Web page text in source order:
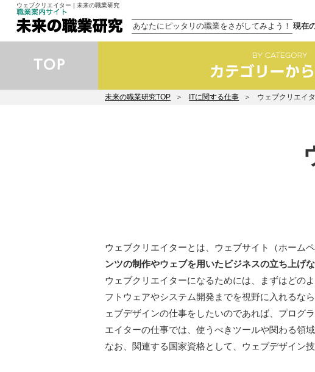
ウェブクリエイター | 未来の職業研究
現在
あなたにピッタリの職業をさがしてみよう！
未来の職業研究TOP ITに関する仕事 ウェブクリエイ
ウェブクリエイターとは、ウェブサイト（ホーム
ンツの制作やウェブを用いたビジネスの立ち上げ
ウェブクリエイターになるためには、まずはどの
フトウェアやシステム開発までを視野に入れるな
ェブデザインの仕事をしたいのであれば、プログ
エイターの仕事では、使うべきツールや関わる領
なお、関連する国家資格として、ウェブデザイン